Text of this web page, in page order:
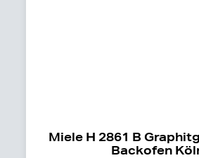
Miele H 2861 B
Backofen